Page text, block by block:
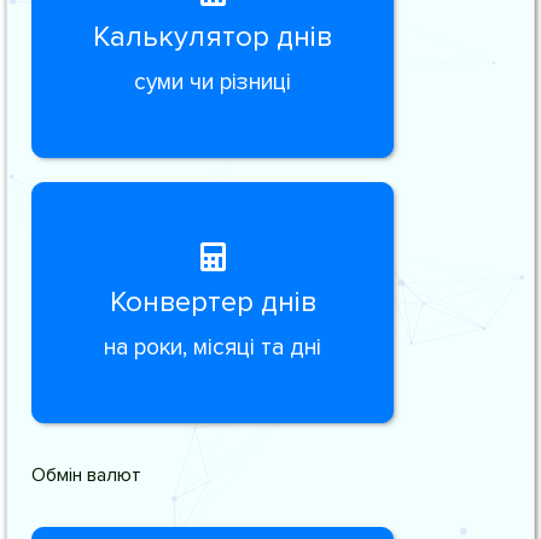
Калькулятор днів
суми чи різниці
Конвертер днів
на роки, місяці та дні
Обмін валют